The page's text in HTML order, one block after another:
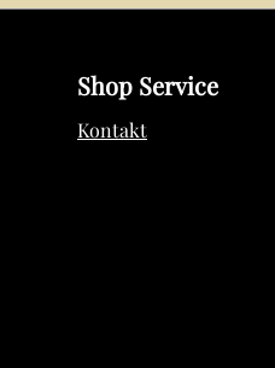
Shop Service
Kontakt